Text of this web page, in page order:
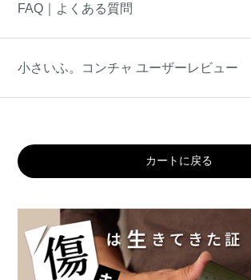
FAQ｜よくある質問
小さいふ。コンチャ ユーザーレビュー
カートに戻る